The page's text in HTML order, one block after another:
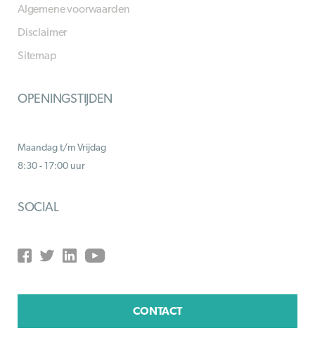
Algemene voorwaarden
Disclaimer
Sitemap
OPENINGSTIJDEN
Maandag t/m Vrijdag
8:30 - 17:00 uur
SOCIAL
CONTACT